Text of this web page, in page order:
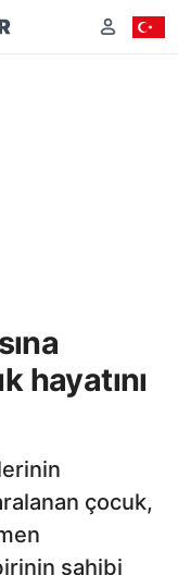
hayatını
çocuk,
sahibi